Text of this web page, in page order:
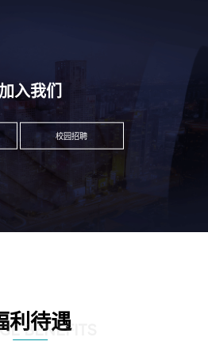
入我们
校园招聘
利待遇
BENEFITS